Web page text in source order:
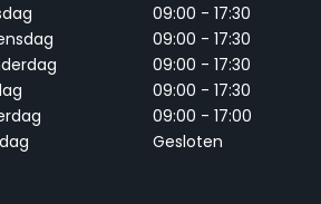
09:00 - 17:30
09:00 - 17:30
09:00 - 17:30
09:00 - 17:30
09:00 - 17:00
Gesloten